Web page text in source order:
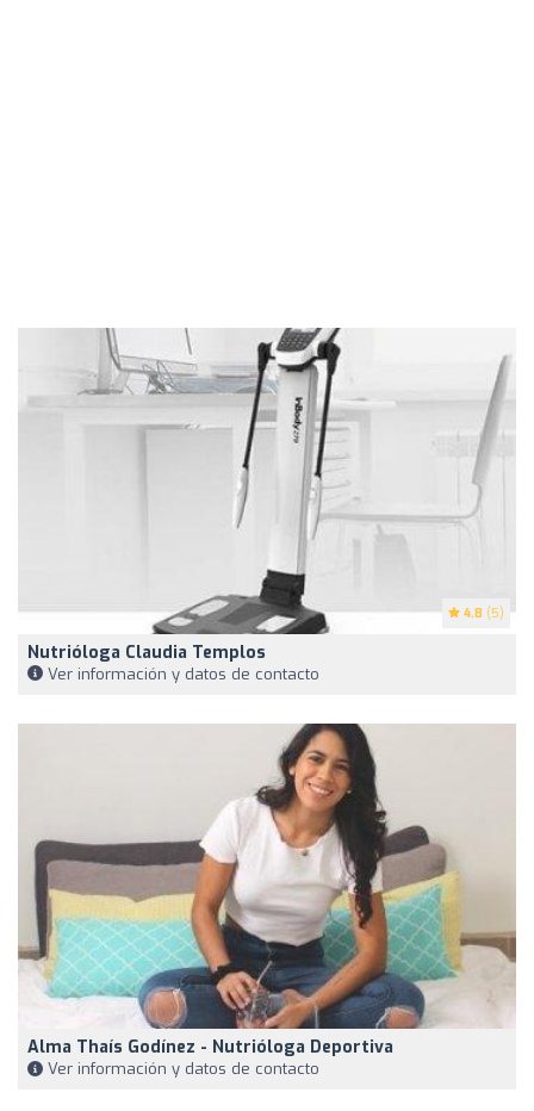
4.8 (5)
Nutrióloga Claudia Templos
Ver información y datos de contacto
Alma Thaís Godínez - Nutrióloga Deportiva
Ver información y datos de contacto